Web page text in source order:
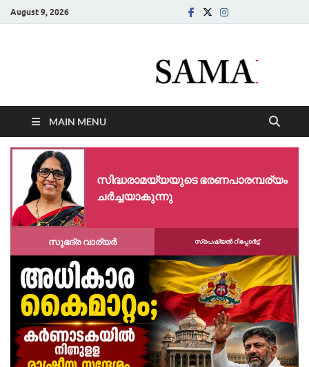
August 9, 2026
MAIN MENU
സിദ്ധരാമയ്യയുടെ ഭരണപാരമ്പര്യം
ചർച്ചയാകുന്നു
സുഭദ്ര വാര്യർ സ്പെഷ്യൽ റിപ്പോര്‍ട്ട്